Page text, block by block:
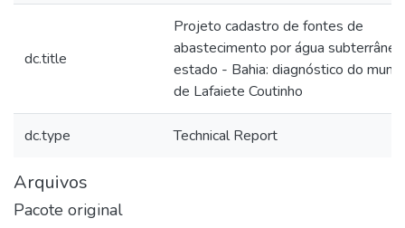
dc.title
Projeto cadastro de fontes de
abastecimento por água subterrânea:
estado - Bahia: diagnóstico do
de Lafaiete Coutinho
dc.type Technical Report
Arquivos
Pacote original